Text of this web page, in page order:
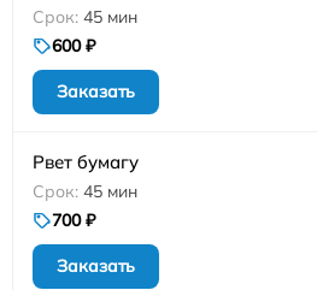
45 мин
600 ₽
Заказать
Рвет бумагу
45 мин
700 ₽
Заказать